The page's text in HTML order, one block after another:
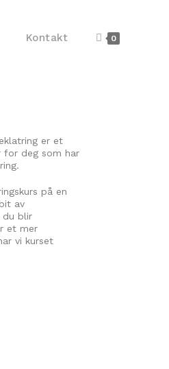
Kontakt 0
er et
for deg som har
på en
av
du blir
et mer
vi kurset